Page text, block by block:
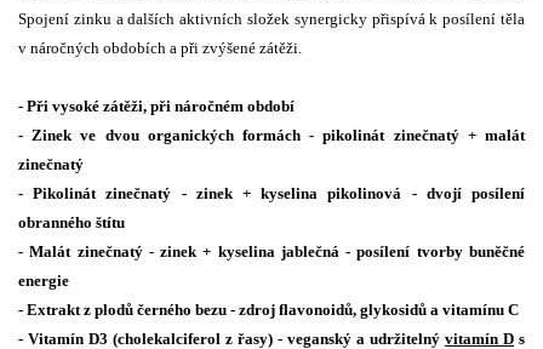
Spojení zinku a dalších aktivních složek synergicky přispívá k posílení těla
v náročných obdobích a při zvýšené zátěži.
- Při vysoké zátěži, při náročném období
- Zinek ve dvou organických formách - pikolinát zinečnatý + malát
zinečnatý
- Pikolinát zinečnatý - zinek + kyselina pikolinová - dvojí posílení
obranného štítu
- Malát zinečnatý - zinek + kyselina jablečná - posílení tvorby buněčné
energie
- Extrakt z plodů černého bezu - zdroj flavonoidů, glykosidů a vitamínu C
- Vitamín D3 (cholekalciferol z řasy) - veganský a udržitelný vitamín D s